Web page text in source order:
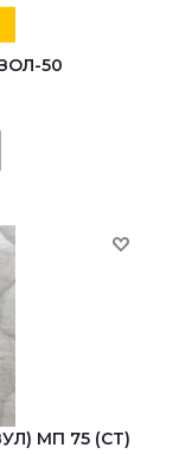
50
МП 75 (СТ)